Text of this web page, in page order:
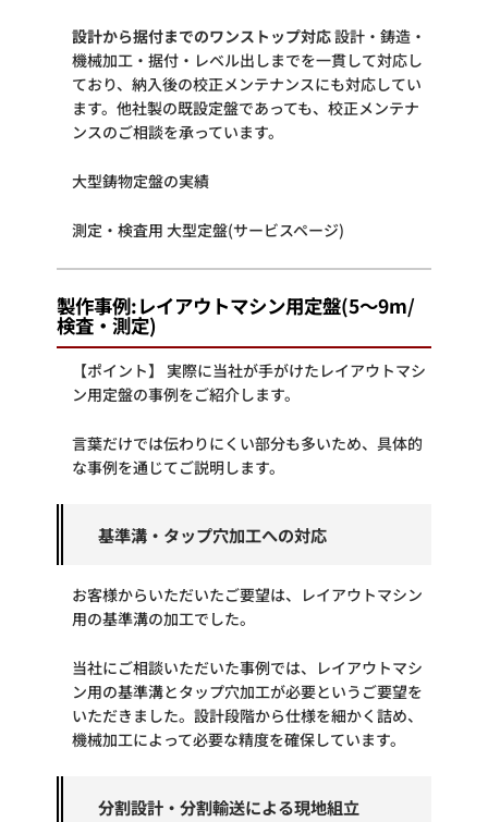
設計から据付までのワンストップ対応設計・鋳造・
機械加工・据付・レベル出しまでを一貫して対応し
ており、納入後の校正メンテナンスにも対応してい
ます。他社製の既設定盤であっても、校正メンテナ
ンスのご相談を承っています。
大型鋳物定盤の実績
測定・検査用 大型定盤(サービスページ)
製作事例:レイアウトマシン用定盤(5～9m/
検査・測定)
【ポイント】 実際に当社が手がけたレイアウトマシ
ン用定盤の事例をご紹介します。
言葉だけでは伝わりにくい部分も多いため、具体的
な事例を通じてご説明します。
基準溝・タップ穴加工への対応
お客様からいただいたご要望は、レイアウトマシン
用の基準溝の加工でした。
当社にご相談いただいた事例では、レイアウトマシ
ン用の基準溝とタップ穴加工が必要というご要望を
いただきました。設計段階から仕様を細かく詰め、
機械加工によって必要な精度を確保しています。
分割設計・分割輸送による現地組立